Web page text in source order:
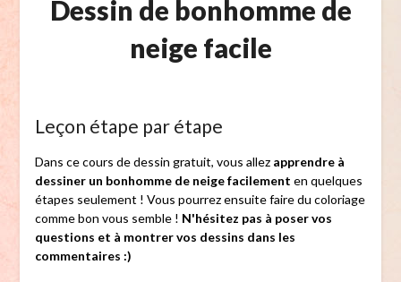
Dessin de bonhomme de
neige facile
Leçon étape par étape
Dans ce cours de dessin gratuit, vous allez apprendre à
dessiner un bonhomme de neige facilement en quelques
étapes seulement ! Vous pourrez ensuite faire du coloriage
comme bon vous semble ! N'hésitez pas à poser vos
questions et à montrer vos dessins dans les
commentaires :)